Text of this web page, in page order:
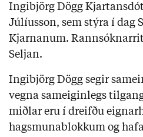
Ingibjörg Dögg
Júlíusson, sem stýra í dag
Kjarnanum.
Seljan.
Ingibjörg Dögg segir
vegna sameiginlegs
miðlar eru í dreifðu
hagsmunablokkum og